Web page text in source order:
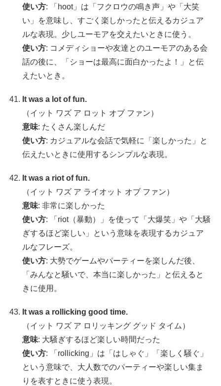
使い方: 「hoot」は「フクロウの鳴き声」や「大笑
い」を意味し、すごく楽しかったと伝えるカジュア
ルな表現。少しユーモアを交えたいときに使う。
使い方: コメディショーや友達とのユーモアのある会
話の後に、「ショーは最高に面白かったよ！」と伝
えたいとき。
It was a lot of fun.
（イット ワズ ア ロット オブ ファン）
意味: たくさん楽しんだ
使い方: カジュアルな会話で気軽に「楽しかった」と
伝えたいときに使用するシンプルな表現。
It was a riot of fun.
（イット ワズ ア ライオット オブ ファン）
意味: 非常に楽しかった
使い方: 「riot（暴動）」を使って「大爆笑」や「大騒
ぎするほど楽しい」という意味を表現するカジュア
ルなフレーズ。
使い方: 大勢でゲームやパーティーを楽しんだ後、
「みんなと騒いで、本当に楽しかった」と伝えると
きに使用。
It was a rollicking good time.
（イット ワズ ア ロリッキング グッド タイム）
意味: 大騒ぎするほど楽しい時間だった
使い方: 「rollicking」は「はしゃぐ」「楽しく騒ぐ」
という意味で、大人数でのパーティーや楽しい集ま
りを表すときに使う表現。